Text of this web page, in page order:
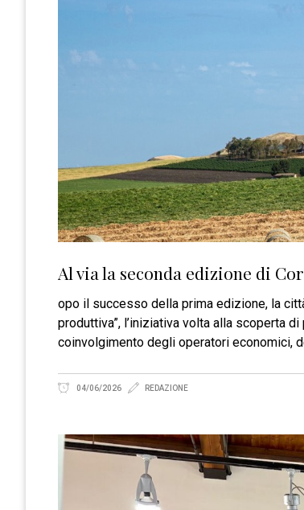
Al via la seconda edizione di
opo il successo della prima edizione, la
produttiva”, l’iniziativa volta alla scoperta
coinvolgimento degli operatori economici,
04/06/2026 REDAZIONE